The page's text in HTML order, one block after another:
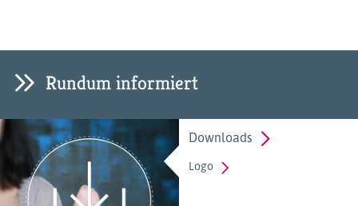
Rundum informiert
Downloads
Logo